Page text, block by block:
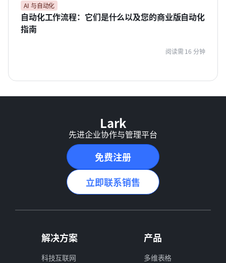
AI 与自动化
自动化工作流程：它们是什么以及您的商业版自动化
指南
阅读需 16 分钟
Lark
先进企业协作与管理平台
免费注册
立即联系销售
解决方案
科技互联网
产品
多维表格